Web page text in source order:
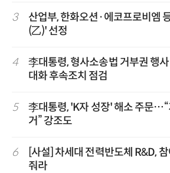
3
산업부, 한화오션·에코프로비엠
(乙)' 선정
4
李대통령, 형사소송법 거부권 행
대화 후속조치 점검
5
李대통령, 'K자 성장' 해소 주문…“
거” 강조도
6
[사설] 차세대 전력반도체 R&D,
줘라